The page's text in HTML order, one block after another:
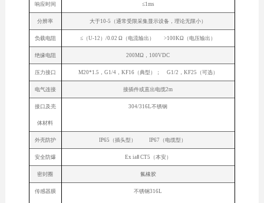
响应时间 ≤1ms
分辨率 大于10-5（通常受限采集显示设备，理论无限小）
负载电阻 ≤（U-12）/0.02 Ω（电流输出） >100KΩ（电压输出）
绝缘电阻 200MΩ，100VDC
压力接口 M20*1.5，G1/4，KF16（典型）； G1/2，KF25（可选）
电气连接 接插件或直出电缆2m
接口及壳
体材料
304/316L不锈钢
外壳防护 IP65（插头型） IP67（电缆型）
安全防爆 Ex iaⅡ CT5（本安）
密封圈 氟橡胶
传感器膜 不锈钢316L